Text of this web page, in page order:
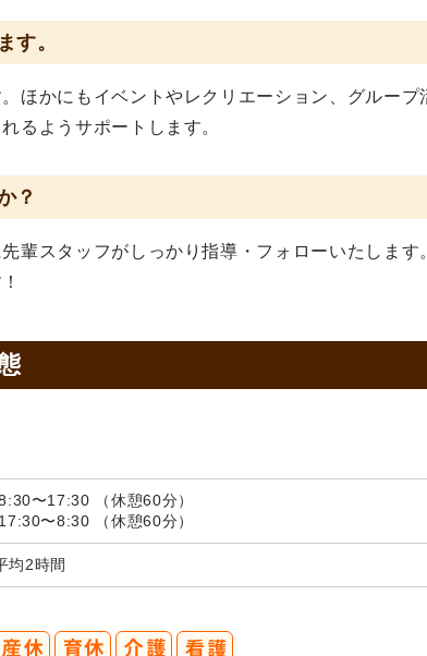
す。
ほかにもイベントやレクリエーション、グループ
るようサポートします。
？
輩スタッフがしっかり指導・フォローいたします
〜17:30 （休憩60分）
〜8:30 （休憩60分）
均2時間